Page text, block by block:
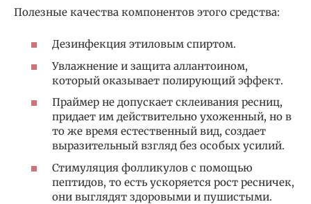
Полезные качества компонентов этого средства:
Дезинфекция этиловым спиртом.
Увлажнение и защита аллантоином,
который оказывает полирующий эффект.
Праймер не допускает склеивания ресниц,
придает им действительно ухоженный, но в
то же время естественный вид, создает
выразительный взгляд без особых усилий.
Стимуляция фолликулов с помощью
пептидов, то есть ускоряется рост ресничек,
они выглядят здоровыми и пушистыми.